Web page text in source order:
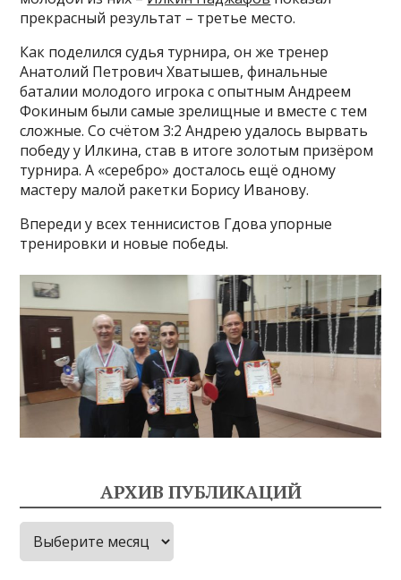
прекрасный результат – третье место.
Как поделился судья турнира, он же тренер
Анатолий Петрович Хватышев, финальные
баталии молодого игрока с опытным Андреем
Фокиным были самые зрелищные и вместе с тем
сложные. Со счётом 3:2 Андрею удалось вырвать
победу у Илкина, став в итоге золотым призёром
турнира. А «серебро» досталось ещё одному
мастеру малой ракетки Борису Иванову.
Впереди у всех теннисистов Гдова упорные
тренировки и новые победы.
АРХИВ ПУБЛИКАЦИЙ
Архив
публикаций